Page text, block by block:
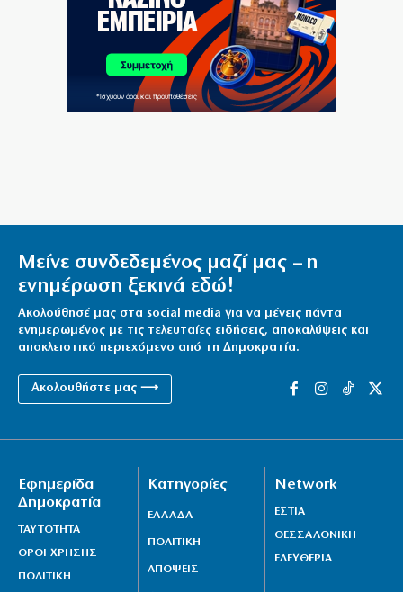
Ο Ολυμπιακός αρχίζει συνεργασία με τον Ζοφρέ
Αυγούστου
8|08|2026 | 10:16
Προκρίνονται και οι τρεις αν «ματώσουν»!
8|08|2026 | 10:00
Μυστράς: «Δεν είχε οικονομικό κίνητρο ο 55χρονος
με τον καταψύκτη» – (βίντεο)
προπαγάνδα
8|08|2026 | 9:30
Σκιάθος: Καταδίκη 39χρονης που μέθυσε μαζί με την
Μείνε συνδεδεμένος μαζί μας – η
ενημέρωση ξεκινά εδώ!
Ακολούθησέ μας στα social media για να μένεις πάντα
ενημερωμένος με τις τελευταίες ειδήσεις, αποκαλύψεις και
αποκλειστικό περιεχόμενο από τη Δημοκρατία.
Ακολουθήστε μας ⟶
Εφημερίδα
Δημοκρατία
ΤΑΥΤΟΤΗΤΑ
ΟΡΟΙ ΧΡΗΣΗΣ
ΠΟΛΙΤΙΚΗ
Κατηγορίες
ΕΛΛΑΔΑ
ΠΟΛΙΤΙΚΗ
ΑΠΟΨΕΙΣ
Network
ΕΣΤΙΑ
ΘΕΣΣΑΛΟΝΙΚΗ
ΕΛΕΥΘΕΡΙΑ